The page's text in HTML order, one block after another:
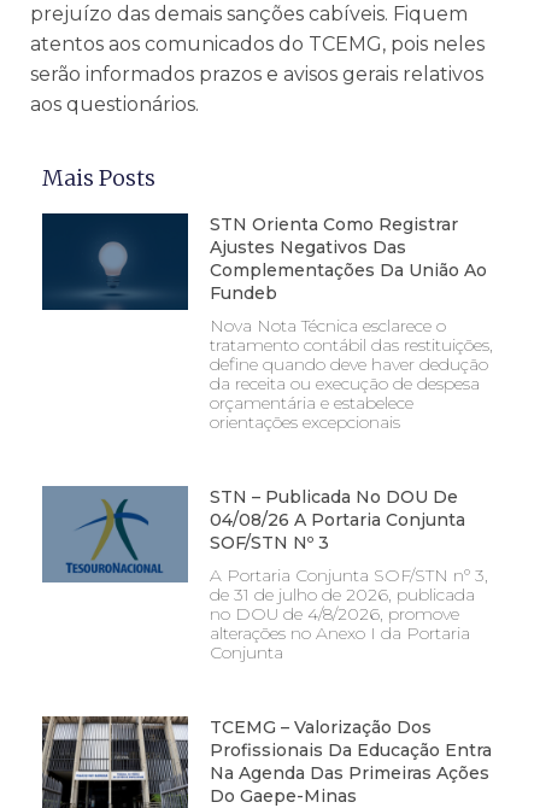
prejuízo das demais sanções cabíveis. Fiquem
atentos aos comunicados do TCEMG, pois neles
serão informados prazos e avisos gerais relativos
aos questionários.
Mais Posts
STN Orienta Como Registrar
Ajustes Negativos Das
Complementações Da União Ao
Fundeb
Nova Nota Técnica esclarece o
tratamento contábil das restituições,
define quando deve haver dedução
da receita ou execução de despesa
orçamentária e estabelece
orientações excepcionais
STN – Publicada No DOU De
04/08/26 A Portaria Conjunta
SOF/STN Nº 3
A Portaria Conjunta SOF/STN nº 3,
de 31 de julho de 2026, publicada
no DOU de 4/8/2026, promove
alterações no Anexo I da Portaria
Conjunta
TCEMG – Valorização Dos
Profissionais Da Educação Entra
Na Agenda Das Primeiras Ações
Do Gaepe-Minas